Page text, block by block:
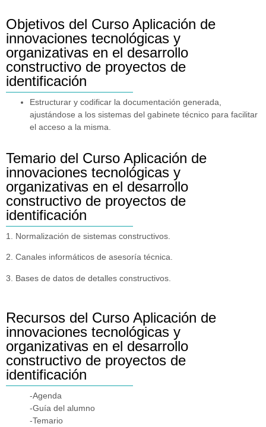
Objetivos del Curso Aplicación de
innovaciones tecnológicas y
organizativas en el desarrollo
constructivo de proyectos de
identificación
Estructurar y codificar la documentación generada,
ajustándose a los sistemas del gabinete técnico para facilitar
el acceso a la misma.
Temario del Curso Aplicación de
innovaciones tecnológicas y
organizativas en el desarrollo
constructivo de proyectos de
identificación
1. Normalización de sistemas constructivos.
2. Canales informáticos de asesoría técnica.
3. Bases de datos de detalles constructivos.
Recursos del Curso Aplicación de
innovaciones tecnológicas y
organizativas en el desarrollo
constructivo de proyectos de
identificación
-Agenda
-Guía del alumno
-Temario